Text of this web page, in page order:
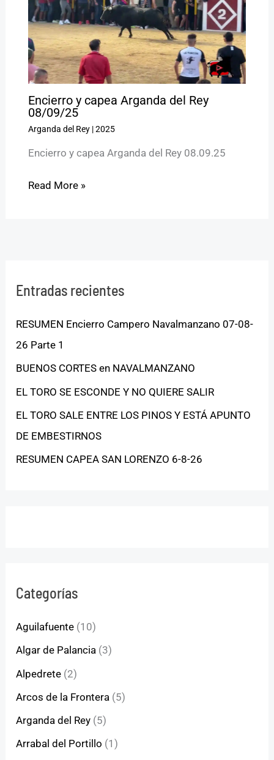
Encierro y capea Arganda del Rey
08/09/25
Arganda del Rey|2025
Encierro y capea Arganda del Rey 08.09.25
Read More »
Entradas recientes
RESUMEN Encierro Campero Navalmanzano 07-08-
26 Parte 1
BUENOS CORTES en NAVALMANZANO
EL TORO SE ESCONDE Y NO QUIERE SALIR
EL TORO SALE ENTRE LOS PINOS Y ESTÁ APUNTO
DE EMBESTIRNOS
RESUMEN CAPEA SAN LORENZO 6-8-26
Categorías
Aguilafuente (10)
Algar de Palancia (3)
Alpedrete (2)
Arcos de la Frontera (5)
Arganda del Rey (5)
Arrabal del Portillo (1)